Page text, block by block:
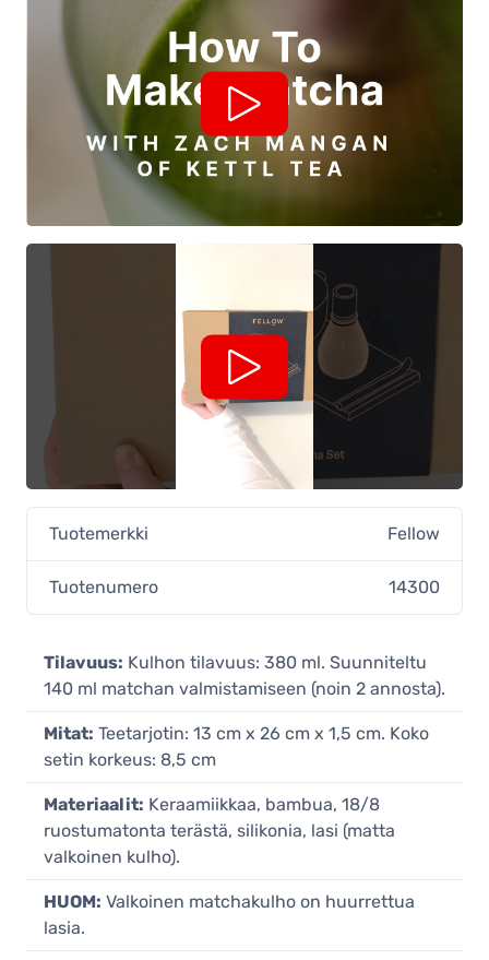
Tuotemerkki Fellow
Tuotenumero 14300
Tilavuus: Kulhon tilavuus: 380 ml. Suunniteltu
140 ml matchan valmistamiseen (noin 2 annosta).
Mitat: Teetarjotin: 13 cm x 26 cm x 1,5 cm. Koko
setin korkeus: 8,5 cm
Materiaalit: Keraamiikkaa, bambua, 18/8
ruostumatonta terästä, silikonia, lasi (matta
valkoinen kulho).
HUOM: Valkoinen matchakulho on huurrettua
lasia.